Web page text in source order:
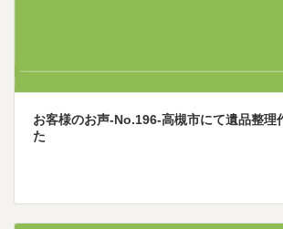
お客様のお声-No.196-高槻市にて遺品整理
た